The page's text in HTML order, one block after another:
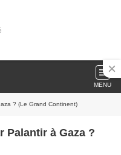
MENU
? (Le Grand Continent)
Palantir à Gaza ?